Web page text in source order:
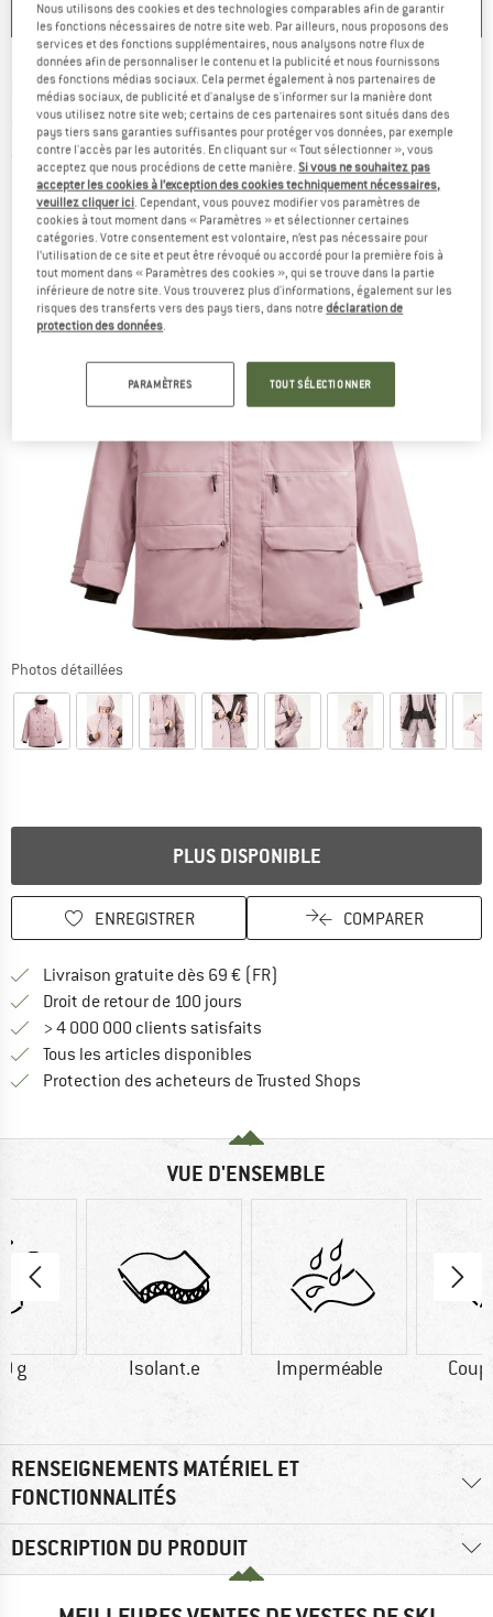
PICTURE -Women's U68 Jacket - Veste de
ski
(0)
Photos détaillées
PLUS DISPONIBLE
ENREGISTRER COMPARER
Livraison gratuite dès 69 € (FR)
Droit de retour de 100 jours
> 4 000 000 clients satisfaits
Tous les articles disponibles
Protection des acheteurs de Trusted Shops
VUE D'ENSEMBLE
g Isolant.e Imperméable
RENSEIGNEMENTS MATÉRIEL ET
FONCTIONNALITÉS
DESCRIPTION DU PRODUIT
Nous utilisons des cookies et des technologies comparables afin de garantir
les fonctions nécessaires de notre site web. Par ailleurs, nous proposons des
services et des fonctions supplémentaires, nous analysons notre flux de
données afin de personnaliser le contenu et la publicité et nous fournissons
des fonctions médias sociaux. Cela permet également à nos partenaires de
médias sociaux, de publicité et d'analyse de s'informer sur la manière dont
vous utilisez notre site web; certains de ces partenaires sont situés dans des
pays tiers sans garanties suffisantes pour protéger vos données, par exemple
contre l'accès par les autorités. En cliquant sur « Tout sélectionner », vous
acceptez que nous procédions de cette manière.Si vous ne souhaitez pas
accepter les cookies à l’exception des cookies techniquement nécessaires,
veuillez cliquer ici. Cependant, vous pouvez modifier vos paramètres de
cookies à tout moment dans « Paramètres » et sélectionner certaines
catégories. Votre consentement est volontaire, n’est pas nécessaire pour
l’utilisation de ce site et peut être révoqué ou accordé pour la première fois à
tout moment dans « Paramètres des cookies », qui se trouve dans la partie
inférieure de notre site. Vous trouverez plus d'informations, également sur les
risques des transferts vers des pays tiers, dans notredéclaration de
protection des données.
PARAMÈTRES TOUT SÉLECTIONNER